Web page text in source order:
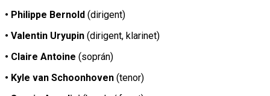
• Philippe Bernold (dirigent)
• Valentin Uryupin (dirigent, klarinet)
• Claire Antoine (soprán)
• Kyle van Schoonhoven (tenor)